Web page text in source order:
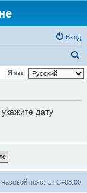
Вход
о
Язык:
дату
Часовой пояс: UTC+03:00